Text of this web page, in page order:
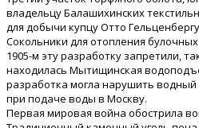
владельцу Балашихинских
для добычи купцу Отто
Сокольники для отопления
1905-м эту разработку запретили,
находилась Мытищинская
разработка могла нарушить водный
при подаче воды в Москву.
Первая мировая война обострила